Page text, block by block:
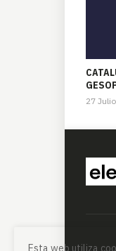
27
Esta web utiliza